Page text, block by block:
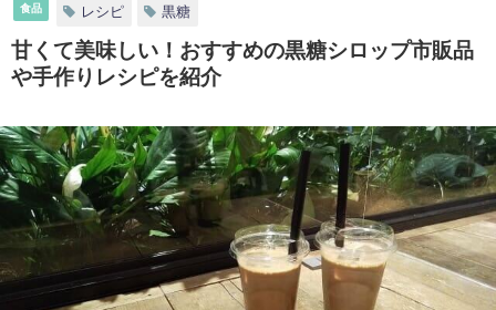
食品 レシピ 黒糖
甘くて美味しい！おすすめの黒糖シロップ市販品
や手作りレシピを紹介